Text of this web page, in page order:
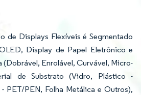
de Displays Flexíveis é Segmentado
Display de Papel Eletrônico e
(Dobrável, Enrolável, Curvável, Micro-
de Substrato (Vidro, Plástico -
PET/PEN, Folha Metálica e Outros),